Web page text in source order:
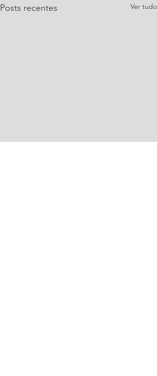
Posts recentes Ver tudo